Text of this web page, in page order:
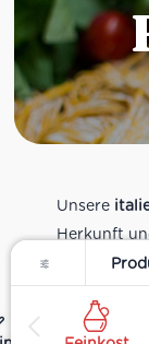
Unsere
Herkunft
Pesto bis